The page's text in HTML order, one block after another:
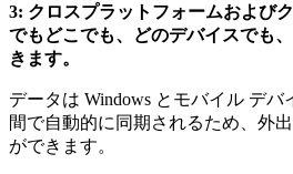
3: クロスプラットフォームおよび
でもどこでも、どのデバイスでも
きます。
データは Windows とモバイル デバ
間で自動的に同期されるため、外
ができます。